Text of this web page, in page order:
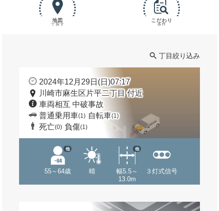
地図
で探す
こだわり
条件
丁目絞り込み
2024年12月29日(日)07:17
川崎市麻生区片平二丁目 付近
車両相互 中破事故
普通乗用車(1) 自転車(1)
死亡(0) 負傷(1)
55～64歳
他
晴
幅5.5～
13.0m
他
３灯式信号